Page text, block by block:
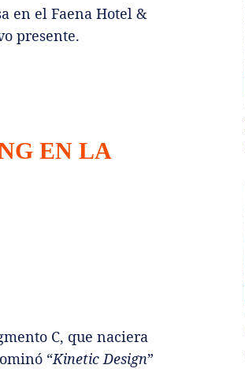
en el Faena Hotel &
presente.
EN LA
C, que naciera
“Kinetic Design”